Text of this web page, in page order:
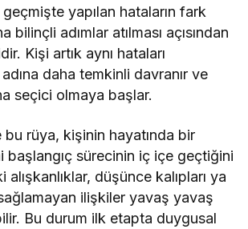
yapılan hataların fark
bilinçli adımlar atılması açısından
Kişi artık aynı hataları
daha temkinli davranır ve
seçici olmaya başlar.
bu rüya, kişinin hayatında bir
başlangıç sürecinin iç içe geçtiğini
düşünce kalıpları ya
ilişkiler yavaş yavaş
Bu durum ilk etapta duygusal